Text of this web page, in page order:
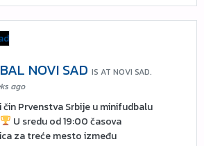
NOVI SAD IS AT NOVI SAD.
ago
Prvenstva Srbije u minifudbalu
U sredu od 19:00 časova
za treće mesto između